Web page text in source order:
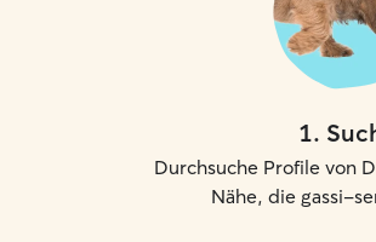
1.
Durchsuche Profile von
Nähe, die gassi-